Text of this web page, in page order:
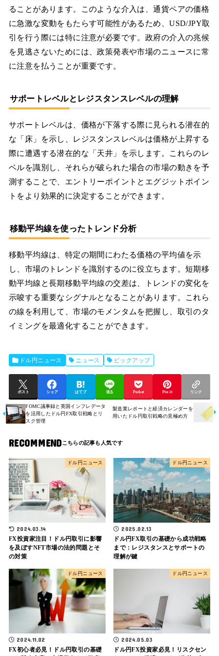
ることがあります。このような介入は、通貨ペアの価格
に急激な変動をもたらす可能性があるため、USD/JPY取
引を行う際には特に注意が必要です。政府の介入の兆候
を見逃さないためには、政策発表や市場のニュースに常
に注意を払うことが重要です。
サポートレベルとレジスタンスレベルの理解
サポートレベルは、価格が下落する際に見られる潜在的
な「床」を示し、レジスタンスレベルは価格が上昇する
際に遭遇する潜在的な「天井」を示します。これらのレ
ベルを識別し、それらが破られた場合の市場の動きを予
測することで、エントリーポイントとエグジットポイン
トをより効果的に決定することができます。
移動平均線を使ったトレンド分析
移動平均線は、特定の期間にわたる価格の平均値を示
し、市場のトレンドを識別するのに役立ちます。短期移
動平均線と長期移動平均線の交差は、トレンドの変化を
示唆する重要なシグナルとなることがあります。これら
の線を利用して、市場のモメンタムを把握し、取引のタ
イミングを最適化することができます。
ドル円ニュース ニュース ピックアップ
ポスト シェア はてブ 送る Pocket Pin it リンク
FOMC議事録と英国インフレデータ
を活用したドル円FX取引戦略とリ
スク管理
製造業レポートと経済カレンダーを
用いたドル円取引戦略の見極め方
RECOMMEND
ドル円ニュース
2024.03.14
FX投資家注目！ドル円取引に影響
を及ぼすNFT市場の法的問題とそ
の対策
ドル円ニュース
2025.02.13
ドル円FX取引の基礎から成功戦略
まで：レジスタンスとサポートの
理解が鍵
ドル円ニュース
2024.11.02
FX初心者必見！ドル円取引の基礎
ドル円ニュース
2024.05.03
ドル円FX投資家必見！リスクセン